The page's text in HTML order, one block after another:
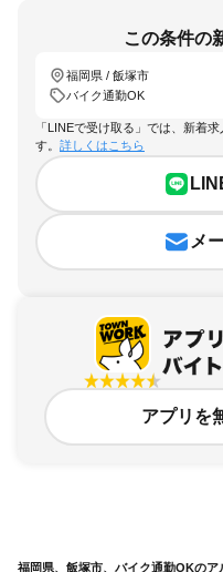
この条件の
福岡県 / 飯塚市
バイク通勤OK
「LINEで受け取る」では、新着
す。 詳しくはこちら
メ
アプリを
福岡県、飯塚市、バイク通勤OKのア